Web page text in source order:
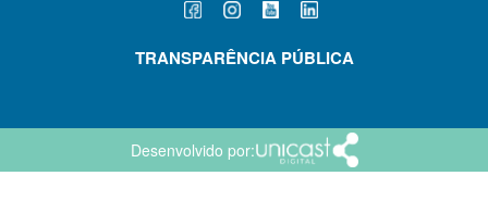
TRANSPARÊNCIA PÚBLICA
Desenvolvido por: